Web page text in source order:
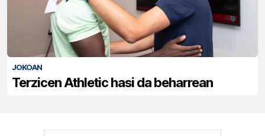
JOKOAN
Terzicen Athletic hasi da beharrean